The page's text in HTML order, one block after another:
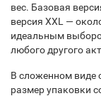
вес. Базовая
версия XXL —
идеальным
любого другого
В сложенном виде
размер упаковки